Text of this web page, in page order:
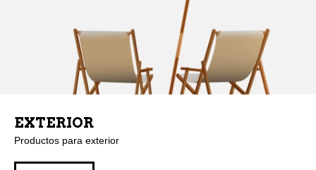
EXTERIOR
Productos para exterior